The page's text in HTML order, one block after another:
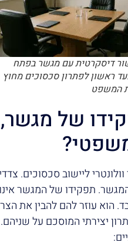
דיסקרטית עם מגשר בפתח
ראשון לפתרון סכסוכים מחוץ
המשפט
של מגשר,
וולונטרי ליישוב סכסוכים.
המגשר. תפקידו של המגשר
הוא עוזר להם להבין את
יצירתי המוסכם על